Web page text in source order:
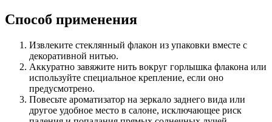
Способ применения
Извлеките стеклянный флакон из упаковки вместе с
декоративной нитью.
Аккуратно завяжите нить вокруг горлышка флакона или
используйте специальное крепление, если оно
предусмотрено.
Повесьте ароматизатор на зеркало заднего вида или
другое удобное место в салоне, исключающее риск